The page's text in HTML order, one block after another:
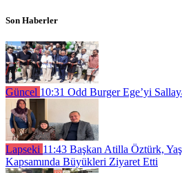
Son Haberler
Güncel 10:31 Odd Burger Ege’yi
Lapseki 11:43 Başkan Atilla Öztürk,
Kapsamında Büyükleri Ziyaret Etti